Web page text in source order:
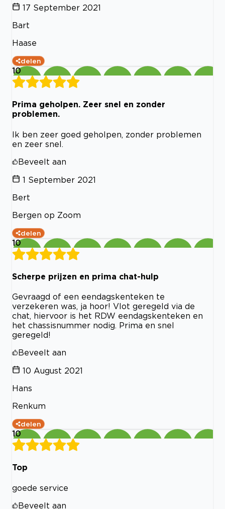
17 September 2021
Bart
Haase
delen
10
Prima geholpen. Zeer snel en zonder
problemen.
Ik ben zeer goed geholpen, zonder problemen
en zeer snel.
Beveelt aan
1 September 2021
Bert
Bergen op Zoom
delen
10
Scherpe prijzen en prima chat-hulp
Gevraagd of een eendagskenteken te
verzekeren was, ja hoor! Vlot geregeld via de
chat, hiervoor is het RDW eendagskenteken en
het chassisnummer nodig. Prima en snel
geregeld!
Beveelt aan
10 August 2021
Hans
Renkum
delen
10
Top
goede service
Beveelt aan